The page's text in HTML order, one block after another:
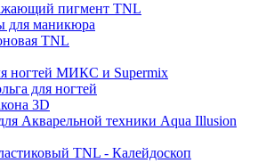
пигмент TNL
для маникюра
TNL
ногтей МИКС и Supermix
для ногтей
3D
Акварельной техники Aqua Illusion
TNL - Калейдоскоп